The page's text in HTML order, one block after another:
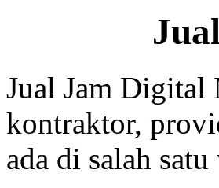
Jual Jam Digital
kontraktor,
ada di salah